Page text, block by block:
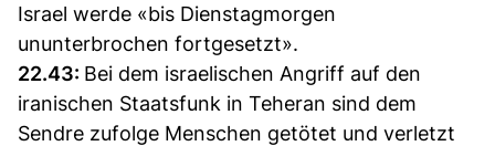
Israel werde «bis Dienstagmorgen
ununterbrochen fortgesetzt».
22.43: Bei dem israelischen Angriff auf den
iranischen Staatsfunk in Teheran sind dem
Sendre zufolge Menschen getötet und verletzt